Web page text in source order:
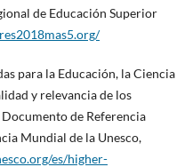
de Educación Superior
para la Educación, la Ciencia
y relevancia de los
de Referencia
Mundial de la Unesco,
es/higher-